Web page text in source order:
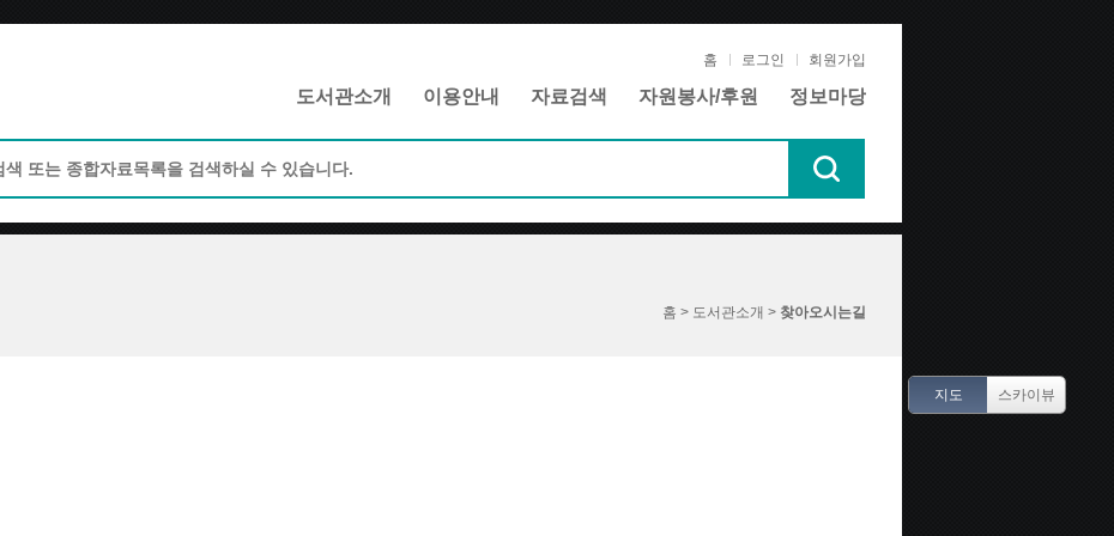
홈 로그인 회원가입
도서관소개 이용안내 자료검색 자원봉사/후원 정보마당
홈 > 도서관소개 > 찾아오시는길
지도 스카이뷰